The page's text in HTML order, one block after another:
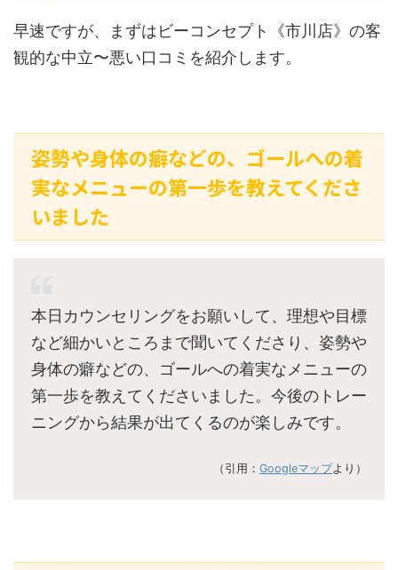
早速ですが、まずはビーコンセプト《市川店》の客
観的な中立〜悪い口コミを紹介します。
姿勢や身体の癖などの、ゴールへの着
実なメニューの第一歩を教えてくださ
いました
本日カウンセリングをお願いして、理想や目標
など細かいところまで聞いてくださり、姿勢や
身体の癖などの、ゴールへの着実なメニューの
第一歩を教えてくださいました。今後のトレー
ニングから結果が出てくるのが楽しみです。
（引用： Googleマップより）